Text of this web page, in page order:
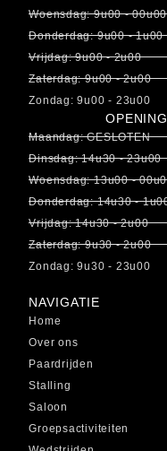
Woensdag: 9u00 - 00u00
Donderdag: 9u00 - 1u00
Vrijdag: 9u00 - 2u00
Zaterdag: 9u00 - 2u00
Zondag: 9u00 - 23u00
Maandag: GESLOTEN
Dinsdag: 14u30 - 23u00
Woensdag: 13u00 -
Donderdag: 14u30 -
Vrijdag: 14u30 - 2u00
Zaterdag: 9u30 - 2u00
Zondag: 9u30 - 23u00
NAVIGATIE
Home
Over ons
Paardrijden
Stalling
Saloon
Groepsactiviteiten